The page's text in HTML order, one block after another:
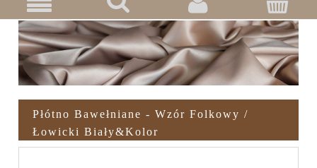
Płótno Bawełniane - Wzór Folkowy /
Łowicki Biały&kolor